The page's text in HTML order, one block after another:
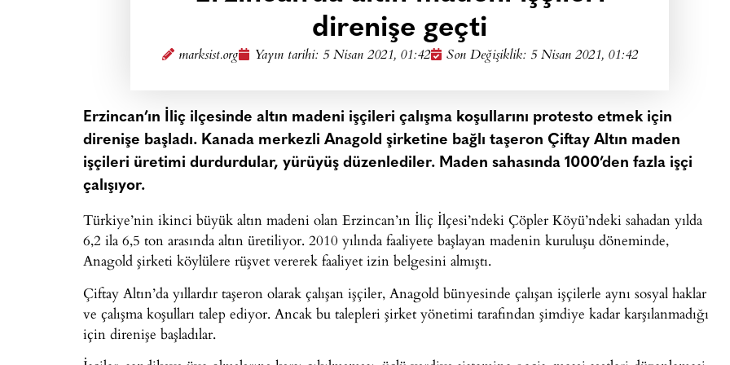
direnişe geçti
marksist.org Yayın tarihi: 5 Nisan 2021, 01:42 Son Değişiklik: 5 Nisan 2021, 01:42
Erzincan’ın İliç ilçesinde altın madeni işçileri çalışma koşullarını protesto etmek için
direnişe başladı. Kanada merkezli Anagold şirketine bağlı taşeron Çiftay Altın maden
işçileri üretimi durdurdular, yürüyüş düzenlediler. Maden sahasında 1000’den fazla işçi
çalışıyor.
Türkiye’nin ikinci büyük altın madeni olan Erzincan’ın İliç İlçesi’ndeki Çöpler Köyü’ndeki sahadan yılda
6,2 ila 6,5 ton arasında altın üretiliyor. 2010 yılında faaliyete başlayan madenin kuruluşu döneminde,
Anagold şirketi köylülere rüşvet vererek faaliyet izin belgesini almıştı.
Çiftay Altın’da yıllardır taşeron olarak çalışan işçiler, Anagold bünyesinde çalışan işçilerle aynı sosyal haklar
ve çalışma koşulları talep ediyor. Ancak bu talepleri şirket yönetimi tarafından şimdiye kadar karşılanmadığı
için direnişe başladılar.